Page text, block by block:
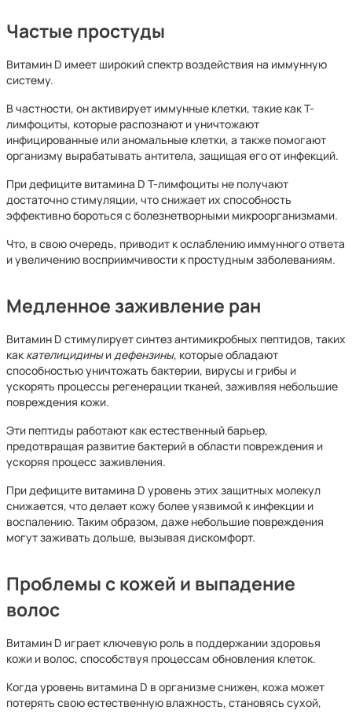
Частые простуды
Витамин D имеет широкий спектр воздействия на иммунную
систему.
В частности, он активирует иммунные клетки, такие как Т-
лимфоциты, которые распознают и уничтожают
инфицированные или аномальные клетки, а также помогают
организму вырабатывать антитела, защищая его от инфекций.
При дефиците витамина D Т-лимфоциты не получают
достаточно стимуляции, что снижает их способность
эффективно бороться с болезнетворными микроорганизмами.
Что, в свою очередь, приводит к ослаблению иммунного ответа
и увеличению восприимчивости к простудным заболеваниям.
Медленное заживление ран
Витамин D стимулирует синтез антимикробных пептидов, таких
как кателицидиныидефензины, которые обладают
способностью уничтожать бактерии, вирусы и грибы и
ускорять процессы регенерации тканей, заживляя небольшие
повреждения кожи.
Эти пептиды работают как естественный барьер,
предотвращая развитие бактерий в области повреждения и
ускоряя процесс заживления.
При дефиците витамина D уровень этих защитных молекул
снижается, что делает кожу более уязвимой к инфекции и
воспалению. Таким образом, даже небольшие повреждения
могут заживать дольше, вызывая дискомфорт.
Проблемы с кожей и выпадение
волос
Витамин D играет ключевую роль в поддержании здоровья
кожи и волос, способствуя процессам обновления клеток.
Когда уровень витамина D в организме снижен, кожа может
потерять свою естественную влажность, становясь сухой,